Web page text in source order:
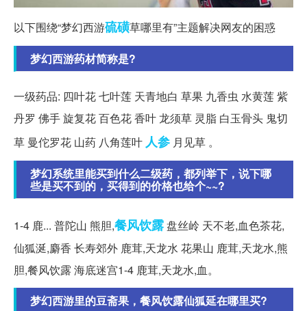
以下围绕“梦幻西游硫磺草哪里有”主题解决网友的困惑
梦幻西游药材简称是?
一级药品: 四叶花 七叶莲 天青地白 草果 九香虫 水黄莲 紫
丹罗 佛手 旋复花 百色花 香叶 龙须草 灵脂 白玉骨头 鬼切
草 曼佗罗花 山药 八角莲叶人参 月见草 。
梦幻系统里能买到什么二级药，都列举下，说下哪
些是买不到的，买得到的价格也给个~~?
1-4 鹿... 普陀山 熊胆,餐风饮露盘丝岭 天不老,血色茶花,
仙狐涎,麝香 长寿郊外 鹿茸,天龙水 花果山 鹿茸,天龙水,熊
胆,餐风饮露 海底迷宫1-4 鹿茸,天龙水,血。
梦幻西游里的豆斋果，餐风饮露仙狐延在哪里买?